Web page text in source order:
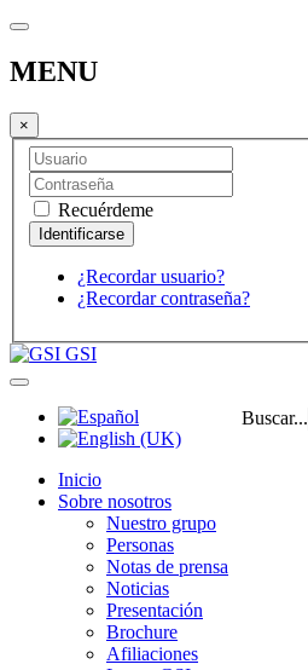
MENU
×
Recuérdeme
¿Recordar usuario?
¿Recordar contraseña?
GSI
Buscar...
Inicio
Sobre nosotros
Nuestro grupo
Personas
Notas de prensa
Noticias
Presentación
Brochure
Afiliaciones